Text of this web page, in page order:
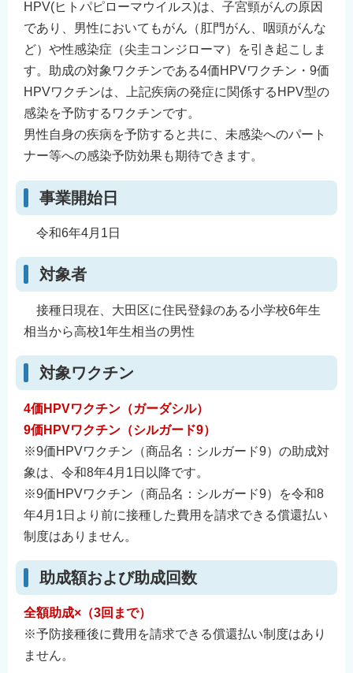
HPV(ヒトパピローマウイルス)は、子宮頸がんの原因
であり、男性においてもがん（肛門がん、咽頭がんな
ど）や性感染症（尖圭コンジローマ）を引き起こしま
す。助成の対象ワクチンである4価HPVワクチン・9価
HPVワクチンは、上記疾病の発症に関係するHPV型の
感染を予防するワクチンです。
男性自身の疾病を予防すると共に、未感染へのパート
ナー等への感染予防効果も期待できます。
事業開始日
令和6年4月1日
対象者
接種日現在、大田区に住民登録のある小学校6年生
相当から高校1年生相当の男性
対象ワクチン
4価HPVワクチン（ガーダシル）
9価HPVワクチン（シルガード9）
※9価HPVワクチン（商品名：シルガード9）の助成対
象は、令和8年4月1日以降です。
※9価HPVワクチン（商品名：シルガード9）を令和8
年4月1日より前に接種した費用を請求できる償還払い
制度はありません。
助成額および助成回数
全額助成×（3回まで）
※予防接種後に費用を請求できる償還払い制度はあり
ません。